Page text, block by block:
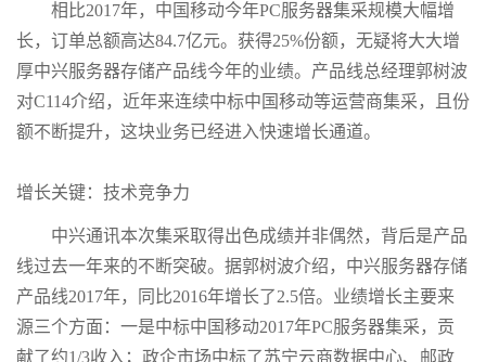
相比2017年，中国移动今年PC服务器集采规模大幅增
长，订单总额高达84.7亿元。获得25%份额，无疑将大大增
厚中兴服务器存储产品线今年的业绩。产品线总经理郭树波
对C114介绍，近年来连续中标中国移动等运营商集采，且份
额不断提升，这块业务已经进入快速增长通道。
增长关键：技术竞争力
中兴通讯本次集采取得出色成绩并非偶然，背后是产品
线过去一年来的不断突破。据郭树波介绍，中兴服务器存储
产品线2017年，同比2016年增长了2.5倍。业绩增长主要来
源三个方面：一是中标中国移动2017年PC服务器集采，贡
献了约1/3收入；政企市场中标了苏宁云商数据中心、邮政